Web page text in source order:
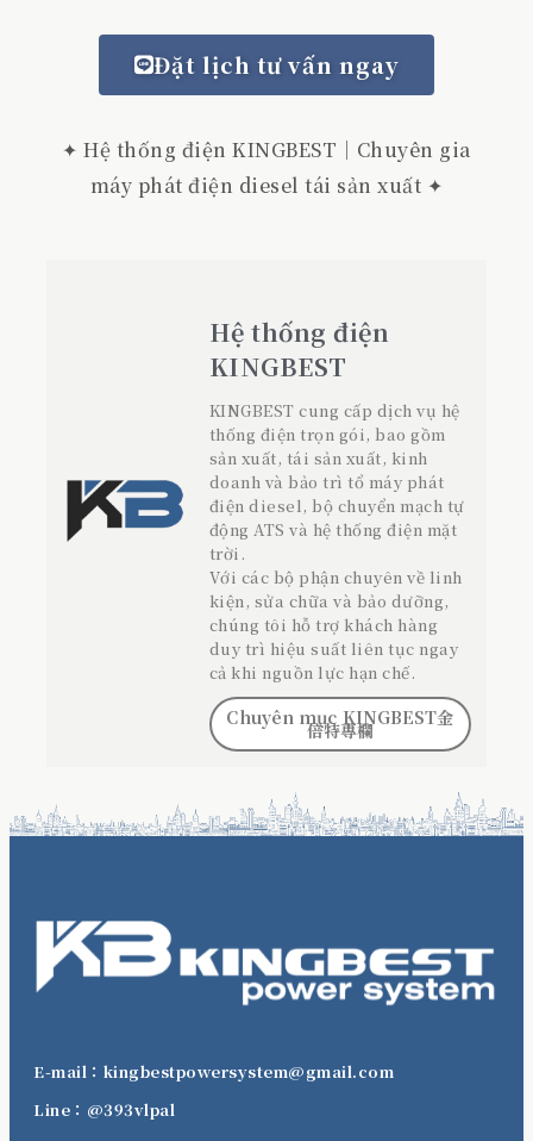
Đặt lịch tư vấn ngay
✦ Hệ thống điện KINGBEST｜Chuyên gia
máy phát điện diesel tái sản xuất ✦
Hệ thống điện
KINGBEST
KINGBEST cung cấp dịch vụ hệ
thống điện trọn gói, bao gồm
sản xuất, tái sản xuất, kinh
doanh và bảo trì tổ máy phát
điện diesel, bộ chuyển mạch tự
động ATS và hệ thống điện mặt
trời.
Với các bộ phận chuyên về linh
kiện, sửa chữa và bảo dưỡng,
chúng tôi hỗ trợ khách hàng
duy trì hiệu suất liên tục ngay
cả khi nguồn lực hạn chế.
Chuyên mục KINGBEST金
倍特專欄
E-mail：kingbestpowersystem@gmail.com
Line：@393vlpal